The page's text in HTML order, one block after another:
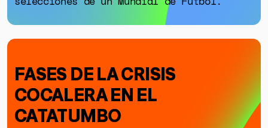
FASES DE LA CRISIS
COCALERA EN EL
CATATUMBO